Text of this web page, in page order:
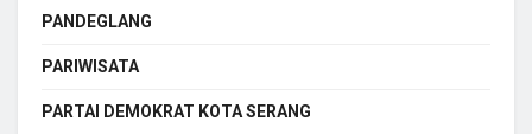
PANDEGLANG
PARIWISATA
PARTAI DEMOKRAT KOTA SERANG